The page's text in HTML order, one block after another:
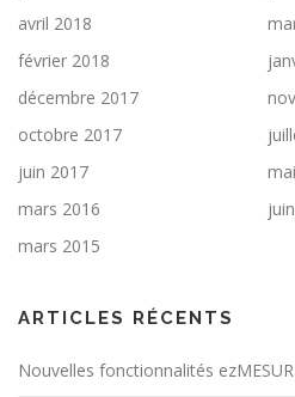
avril 2018
février 2018
décembre 2017
octobre 2017
juin 2017
mars 2016
mars 2015
ARTICLES RÉCENTS
Nouvelles fonctionnalités